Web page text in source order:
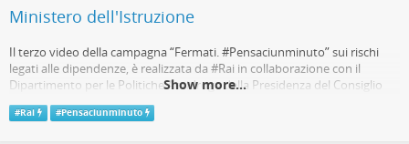
Ministero dell'Istruzione
Il terzo video della campagna “Fermati. #Pensaciunminuto” sui rischi
legati alle dipendenze, è realizzata da #Rai in collaborazione con il
Dipartimento per le Politiche Antidroga della Presidenza del Consiglio
dei Ministri.
Telegram
Show more...
#Rai #Pensaciunminuto